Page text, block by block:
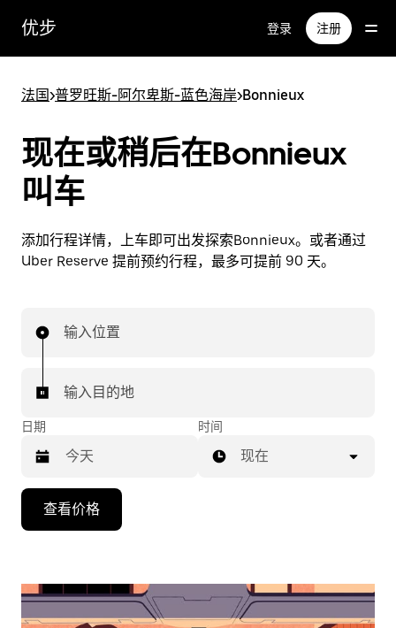
优步 登录 注册
法国>普罗旺斯-阿尔卑斯-蓝色海岸>Bonnieux
现在或稍后在Bonnieux
叫车
添加行程详情，上车即可出发探索Bonnieux。或者通过
Uber Reserve 提前预约行程，最多可提前 90 天。
输入位置
输入目的地
日期
向
头
时间
现在
查看价格